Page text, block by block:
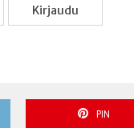
Kir­jau­du
PIN